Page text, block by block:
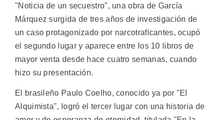
"Noticia de un secuestro", una obra de García
Márquez surgida de tres años de investigación de
un caso protagonizado por narcotraficantes, ocupó
el segundo lugar y aparece entre los 10 libros de
mayor venta desde hace cuatro semanas, cuando
hizo su presentación.
El brasileño Paulo Coelho, conocido ya por "El
Alquimista", logró el tercer lugar con una historia de